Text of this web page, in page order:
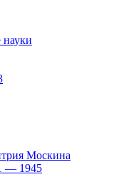
науки
Москина
— 1945